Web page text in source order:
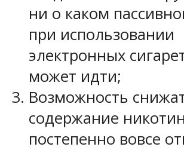
ни о каком
при использовании
электронных
может идти;
Возможность
содержание
постепенно вовсе